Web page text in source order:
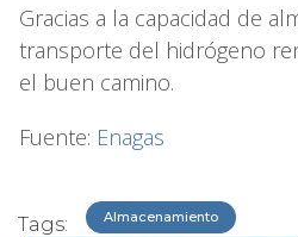
Gracias a la capacidad de
transporte del hidrógeno
el buen camino.
Fuente: Enagas
Tags: Almacenamiento